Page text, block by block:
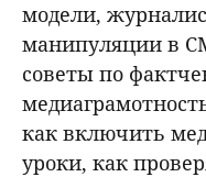
модели,
манипуляции в
советы по
как включить
уроки, как